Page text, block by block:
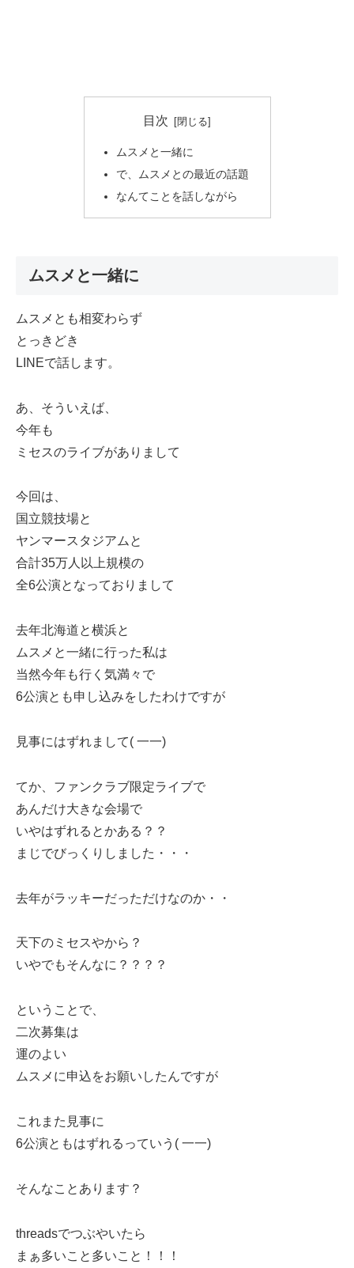
目次
ムスメと一緒に
で、ムスメとの最近の話題
なんてことを話しながら
ムスメと一緒に
ムスメとも相変わらず
とっきどき
LINEで話します。
あ、そういえば、
今年も
ミセスのライブがありまして
今回は、
国立競技場と
ヤンマースタジアムと
合計35万人以上規模の
全6公演となっておりまして
去年北海道と横浜と
ムスメと一緒に行った私は
当然今年も行く気満々で
6公演とも申し込みをしたわけですが
見事にはずれまして( 一一)
てか、ファンクラブ限定ライブで
あんだけ大きな会場で
いやはずれるとかある？？
まじでびっくりしました・・・
去年がラッキーだっただけなのか・・
天下のミセスやから？
いやでもそんなに？？？？
ということで、
二次募集は
運のよい
ムスメに申込をお願いしたんですが
これまた見事に
6公演ともはずれるっていう( 一一)
そんなことあります？
threadsでつぶやいたら
まぁ多いこと多いこと！！！